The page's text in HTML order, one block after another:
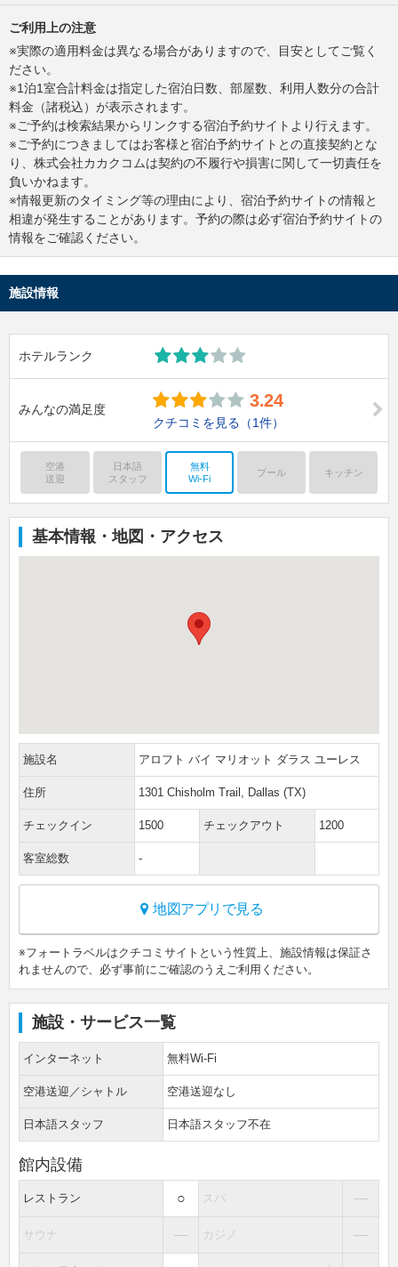
ご利用上の注意
※実際の適用料金は異なる場合がありますので、目安としてご覧く
ださい。
※1泊1室合計料金は指定した宿泊日数、部屋数、利用人数分の合計
料金（諸税込）が表示されます。
※ご予約は検索結果からリンクする宿泊予約サイトより行えます。
※ご予約につきましてはお客様と宿泊予約サイトとの直接契約とな
り、株式会社カカクコムは契約の不履行や損害に関して一切責任を
負いかねます。
※情報更新のタイミング等の理由により、宿泊予約サイトの情報と
相違が発生することがあります。予約の際は必ず宿泊予約サイトの
情報をご確認ください。
施設情報
ホテルランク
みんなの満足度 3.24
クチコミを見る （1件）
空港
送迎
日本語
スタッフ
無料
Wi-Fi
プール キッチン
基本情報・地図・アクセス
施設名 アロフト バイ マリオット ダラス ユーレス
住所 1301 Chisholm Trail, Dallas (TX)
チェックイン 1500 チェックアウト 1200
客室総数 -
地図アプリで見る
※フォートラベルはクチコミサイトという性質上、施設情報は保証さ
れませんので、必ず事前にご確認のうえご利用ください。
施設・サービス一覧
インターネット 無料Wi-Fi
空港送迎／シャトル 空港送迎なし
日本語スタッフ 日本語スタッフ不在
館内設備
レストラン ○ スパ ―
サウナ ― カジノ ―